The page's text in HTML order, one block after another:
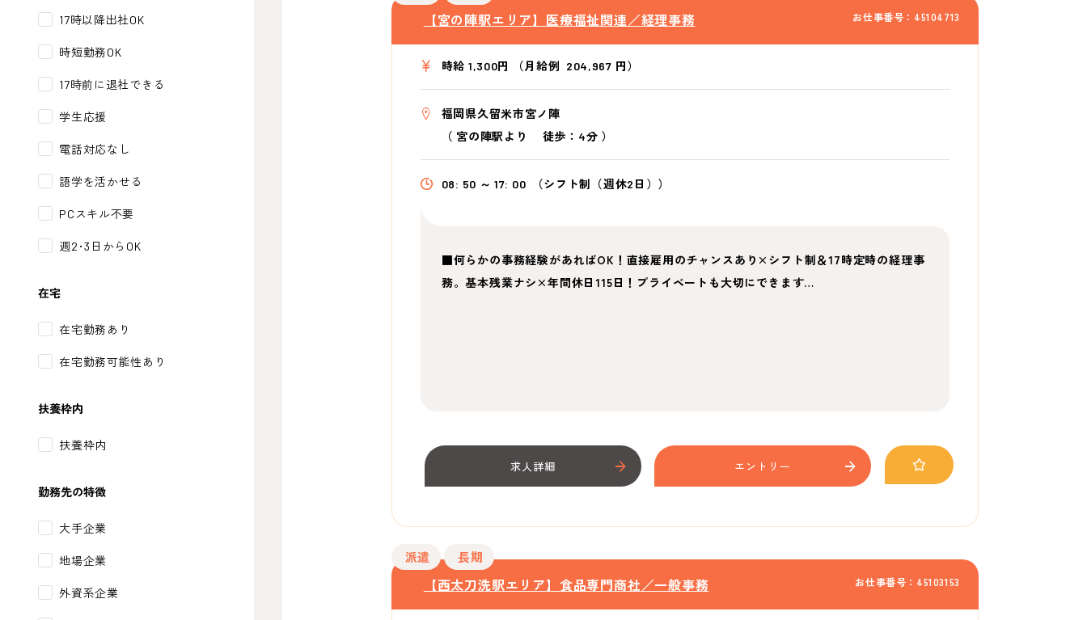
17時以降出社OK
時短勤務OK
17時前に退社できる
学生応援
電話対応なし
語学を活かせる
PCスキル不要
週2･3日からOK
在宅
在宅勤務あり
在宅勤務可能性あり
扶養枠内
扶養枠内
勤務先の特徴
大手企業
地場企業
外資系企業
お仕事番号：45104713
【宮の陣駅エリア】医療福祉関連／経理事務
時給 1,300円 （月給例 204,967 円）
福岡県久留米市宮ノ陣
（ 宮の陣駅より 徒歩：4分 ）
08: 50 ～ 17: 00 （シフト制（週休2日））
■何らかの事務経験があればOK！直接雇用のチャンスあり×シフト制＆17時定時の経理事
務。基本残業ナシ×年間休日115日！プライベートも大切にできます…
求人詳細 エントリー
お仕事番号：45103153
派遣 長期
【西太刀洗駅エリア】食品専門商社／一般事務